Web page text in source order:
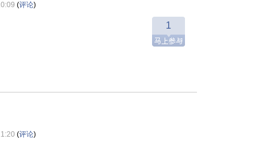
(评论)
1
(评论)